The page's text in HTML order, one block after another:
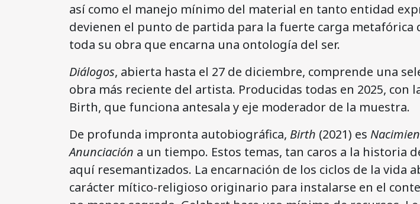
así como el manejo mínimo del material en tanto entidad
devienen el punto de partida para la fuerte carga metafórica
toda su obra que encarna una ontología del ser.
Diálogos, abierta hasta el 27 de diciembre, comprende una
obra más reciente del artista. Producidas todas en 2025, con
Birth, que funciona antesala y eje moderador de la muestra.
De profunda impronta autobiográfica, Birth (2021) es
Anunciación a un tiempo. Estos temas, tan caros a la historia
aquí resemantizados. La encarnación de los ciclos de la vida
carácter mítico-religioso originario para instalarse en el